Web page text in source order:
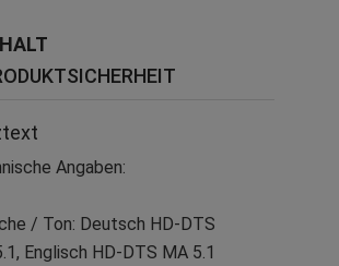
Angaben:
/ Ton: Deutsch HD-DTS
Englisch HD-DTS MA 5.1